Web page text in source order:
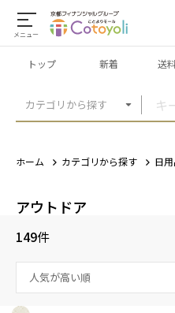
メニュー
カテゴリから探す
トップ 新着 送
ホーム カテゴリから探す 日
アウトドア
149件